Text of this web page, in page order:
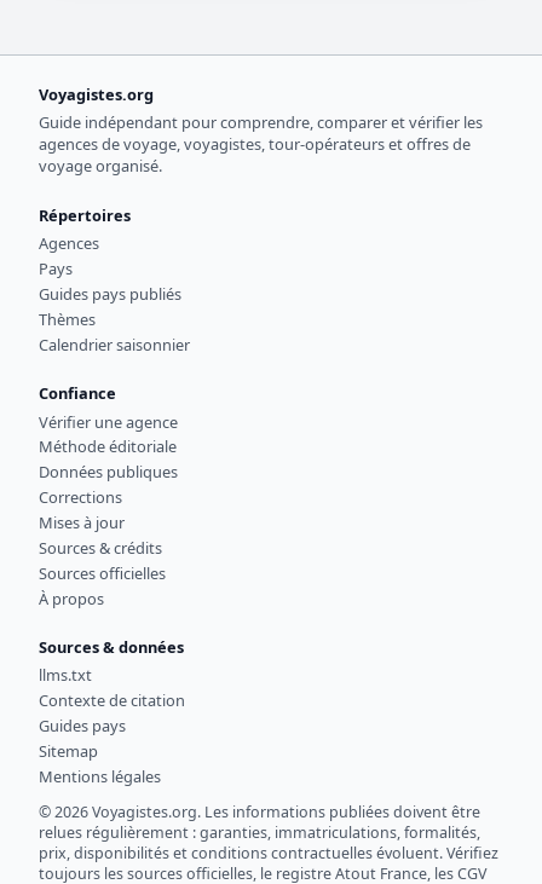
Voyagistes.org
Guide indépendant pour comprendre, comparer et vérifier les
agences de voyage, voyagistes, tour-opérateurs et offres de
voyage organisé.
Répertoires
Agences
Pays
Guides pays publiés
Thèmes
Calendrier saisonnier
Confiance
Vérifier une agence
Méthode éditoriale
Données publiques
Corrections
Mises à jour
Sources & crédits
Sources officielles
À propos
Sources & données
llms.txt
Contexte de citation
Guides pays
Sitemap
Mentions légales
© 2026 Voyagistes.org. Les informations publiées doivent être
relues régulièrement : garanties, immatriculations, formalités,
prix, disponibilités et conditions contractuelles évoluent. Vérifiez
toujours les sources officielles, le registre Atout France, les CGV